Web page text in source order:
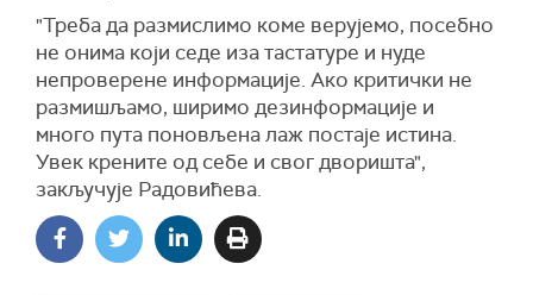
"Треба да размислимо коме верујемо, посебно
не онима који седе иза тастатуре и нуде
непроверене информације. Ако критички не
размишљамо, ширимо дезинформације и
много пута поновљена лаж постаје истина.
Увек крените од себе и свог дворишта",
закључује Радовићева.